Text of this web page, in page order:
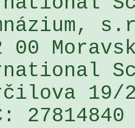
00
19/
27814840